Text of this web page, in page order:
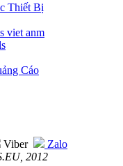
Thiết Bị
viet anm
Cáo
Viber
Zalo
2012